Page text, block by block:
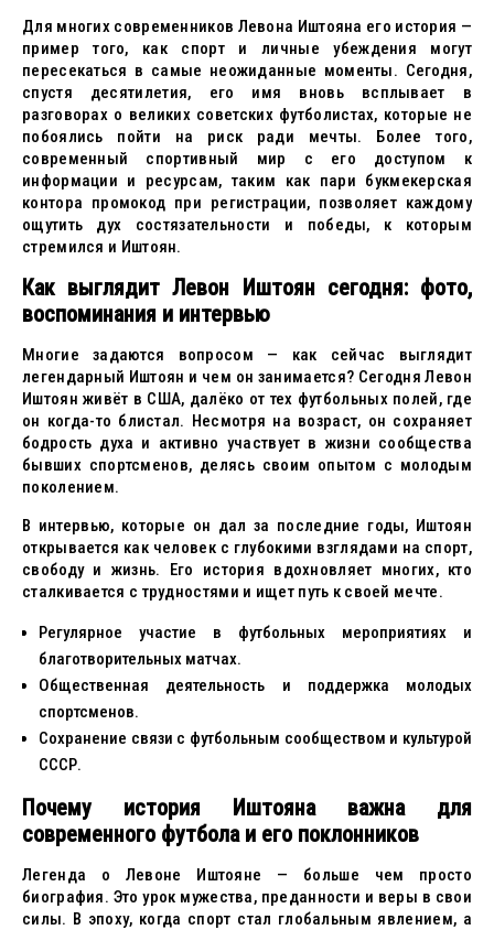
Для многих современников Левона Иштояна его история —
пример того, как спорт и личные убеждения могут
пересекаться в самые неожиданные моменты. Сегодня,
спустя десятилетия, его имя вновь всплывает в
разговорах о великих советских футболистах, которые не
побоялись пойти на риск ради мечты. Более того,
современный спортивный мир с его доступом к
информации и ресурсам, таким как пари букмекерская
контора промокод при регистрации, позволяет каждому
ощутить дух состязательности и победы, к которым
стремился и Иштоян.
Как выглядит Левон Иштоян сегодня: фото,
воспоминания и интервью
Многие задаются вопросом — как сейчас выглядит
легендарный Иштоян и чем он занимается? Сегодня Левон
Иштоян живёт в США, далёко от тех футбольных полей, где
он когда-то блистал. Несмотря на возраст, он сохраняет
бодрость духа и активно участвует в жизни сообщества
бывших спортсменов, делясь своим опытом с молодым
поколением.
В интервью, которые он дал за последние годы, Иштоян
открывается как человек с глубокими взглядами на спорт,
свободу и жизнь. Его история вдохновляет многих, кто
сталкивается с трудностями и ищет путь к своей мечте.
Регулярное участие в футбольных мероприятиях и
благотворительных матчах.
Общественная деятельность и поддержка молодых
спортсменов.
Сохранение связи с футбольным сообществом и культурой
СССР.
Почему история Иштояна важна для
современного футбола и его поклонников
Легенда о Левоне Иштояне — больше чем просто
биография. Это урок мужества, преданности и веры в свои
силы. В эпоху, когда спорт стал глобальным явлением, а